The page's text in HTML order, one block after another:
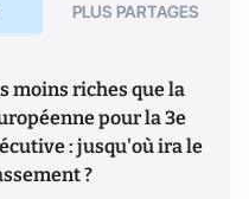
PLUS PARTAGES
moins riches que la
pour la 3e
: jusqu'où ira le
?